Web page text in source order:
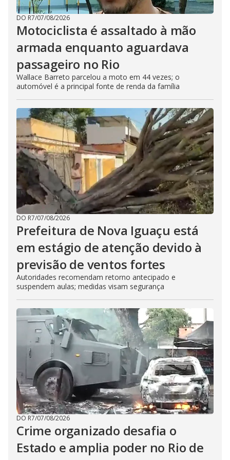
DO R7/07/08/2026
Motociclista é assaltado à mão
armada enquanto aguardava
passageiro no Rio
Wallace Barreto parcelou a moto em 44 vezes; o
automóvel é a principal fonte de renda da família
DO R7/07/08/2026
Prefeitura de Nova Iguaçu está
em estágio de atenção devido à
previsão de ventos fortes
Autoridades recomendam retorno antecipado e
suspendem aulas; medidas visam segurança
DO R7/07/08/2026
Crime organizado desafia o
Estado e amplia poder no Rio de